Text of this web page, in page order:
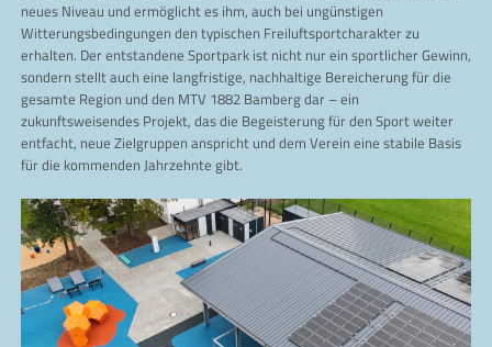
neues Niveau und ermöglicht es ihm, auch bei ungünstigen
Witterungsbedingungen den typischen Freiluftsportcharakter zu
erhalten. Der entstandene Sportpark ist nicht nur ein sportlicher Gewinn,
sondern stellt auch eine langfristige, nachhaltige Bereicherung für die
gesamte Region und den MTV 1882 Bamberg dar – ein
zukunftsweisendes Projekt, das die Begeisterung für den Sport weiter
entfacht, neue Zielgruppen anspricht und dem Verein eine stabile Basis
für die kommenden Jahrzehnte gibt.